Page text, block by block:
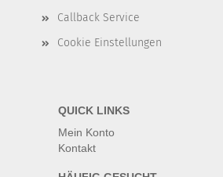
Callback Service
Cookie Einstellungen
QUICK LINKS
Mein Konto
Kontakt